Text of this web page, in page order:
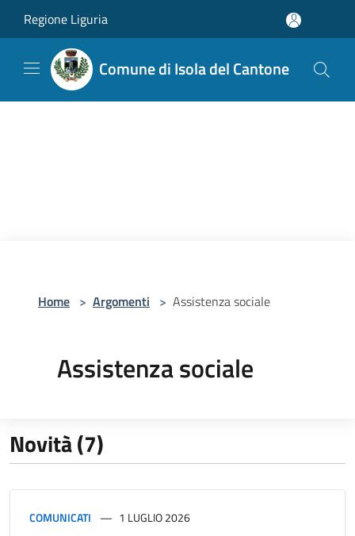
Regione Liguria
Comune di Isola del Cantone
Home > Argomenti > Assistenza sociale
Assistenza sociale
Novità (7)
COMUNICATI 1 LUGLIO 2026